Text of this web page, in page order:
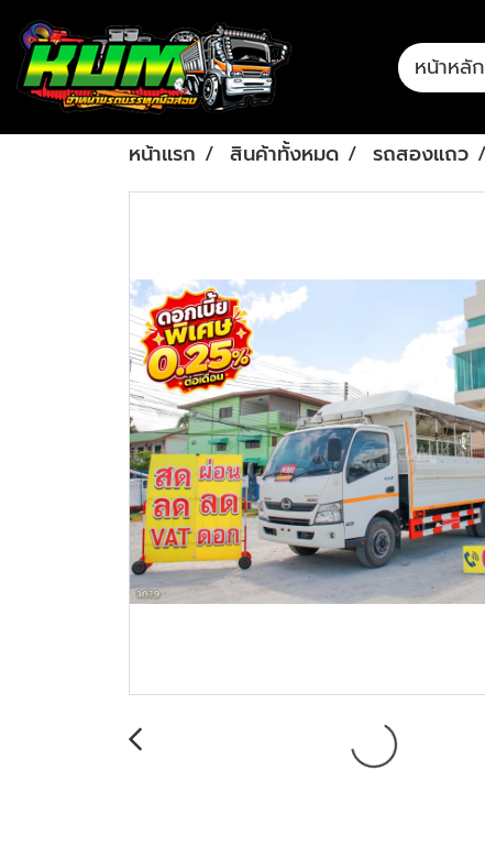
หน้าหลัก
หน้าแรก สินค้าทั้งหมด รถสองแถว